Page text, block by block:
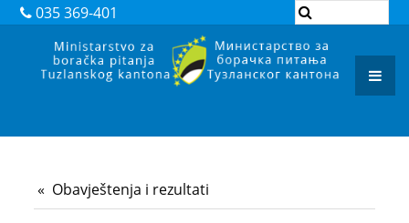
035 369-401
Obavještenja i rezultati
ZAKONI
PODZAKONSKI AKTI
JAVNI POZIVI I OBAVJEŠTENJA